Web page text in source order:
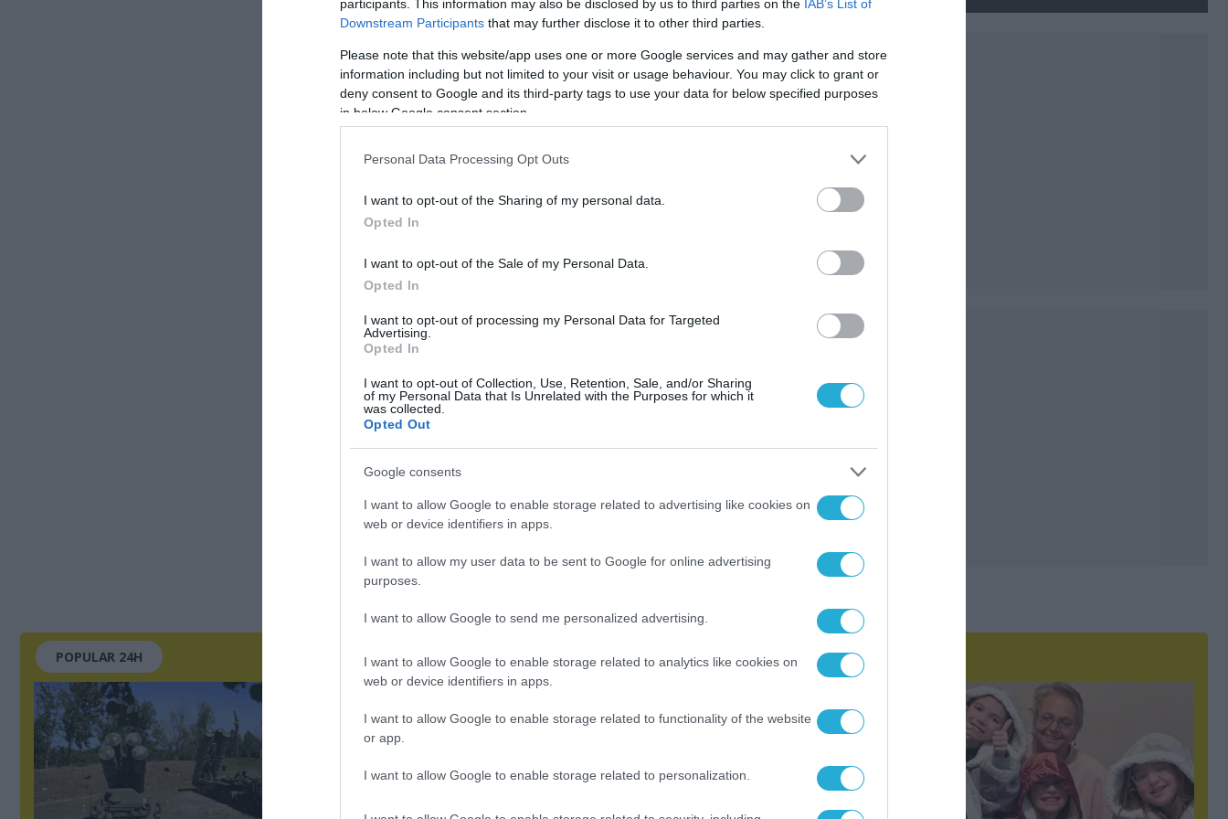
participants. This information may also be disclosed by us to third parties on the IAB’s List of
Downstream Participants that may further disclose it to other third parties.
Please note that this website/app uses one or more Google services and may gather and store
information including but not limited to your visit or usage behaviour. You may click to grant or
deny consent to Google and its third-party tags to use your data for below specified purposes
in below Google consent section.
Personal Data Processing Opt Outs
I want to opt-out of the Sharing of my personal data.
Opted In
I want to opt-out of the Sale of my Personal Data.
Opted In
I want to opt-out of processing my Personal Data for Targeted
Advertising.
Opted In
I want to opt-out of Collection, Use, Retention, Sale, and/or Sharing
of my Personal Data that Is Unrelated with the Purposes for which it
was collected.
Opted Out
Google consents
I want to allow Google to enable storage related to advertising like cookies on
web or device identifiers in apps.
I want to allow my user data to be sent to Google for online advertising
purposes.
I want to allow Google to send me personalized advertising.
I want to allow Google to enable storage related to analytics like cookies on
web or device identifiers in apps.
I want to allow Google to enable storage related to functionality of the website
or app.
I want to allow Google to enable storage related to personalization.
(βίντεο)
POPULAR 24H